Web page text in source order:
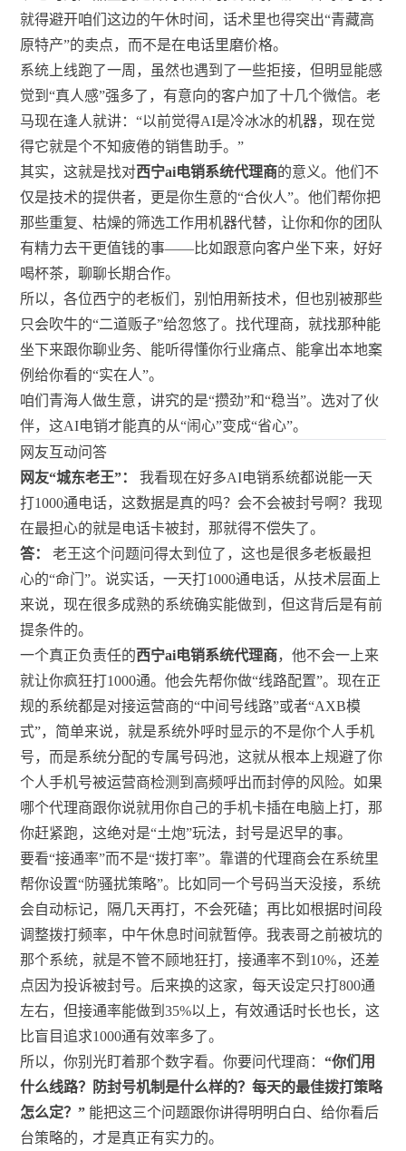
就得避开咱们这边的午休时间，话术里也得突出“青藏高
原特产”的卖点，而不是在电话里磨价格。
系统上线跑了一周，虽然也遇到了一些拒接，但明显能感
觉到“真人感”强多了，有意向的客户加了十几个微信。老
马现在逢人就讲：“以前觉得AI是冷冰冰的机器，现在觉
得它就是个不知疲倦的销售助手。”
其实，这就是找对西宁ai电销系统代理商的意义。他们不
仅是技术的提供者，更是你生意的“合伙人”。他们帮你把
那些重复、枯燥的筛选工作用机器代替，让你和你的团队
有精力去干更值钱的事——比如跟意向客户坐下来，好好
喝杯茶，聊聊长期合作。
所以，各位西宁的老板们，别怕用新技术，但也别被那些
只会吹牛的“二道贩子”给忽悠了。找代理商，就找那种能
坐下来跟你聊业务、能听得懂你行业痛点、能拿出本地案
例给你看的“实在人”。
咱们青海人做生意，讲究的是“攒劲”和“稳当”。选对了伙
伴，这AI电销才能真的从“闹心”变成“省心”。
网友互动问答
网友“城东老王”：
我看现在好多AI电销系统都说能一天
打1000通电话，这数据是真的吗？会不会被封号啊？我现
在最担心的就是电话卡被封，那就得不偿失了。
答：
老王这个问题问得太到位了，这也是很多老板最担
心的“命门”。说实话，一天打1000通电话，从技术层面上
来说，现在很多成熟的系统确实能做到，但这背后是有前
提条件的。
一个真正负责任的西宁ai电销系统代理商，他不会一上来
就让你疯狂打1000通。他会先帮你做“线路配置”。现在正
规的系统都是对接运营商的“中间号线路”或者“AXB模
式”，简单来说，就是系统外呼时显示的不是你个人手机
号，而是系统分配的专属号码池，这就从根本上规避了你
个人手机号被运营商检测到高频呼出而封停的风险。如果
哪个代理商跟你说就用你自己的手机卡插在电脑上打，那
你赶紧跑，这绝对是“土炮”玩法，封号是迟早的事。
要看“接通率”而不是“拨打率”。靠谱的代理商会在系统里
帮你设置“防骚扰策略”。比如同一个号码当天没接，系统
会自动标记，隔几天再打，不会死磕；再比如根据时间段
调整拨打频率，中午休息时间就暂停。我表哥之前被坑的
那个系统，就是不管不顾地狂打，接通率不到10%，还差
点因为投诉被封号。后来换的这家，每天设定只打800通
左右，但接通率能做到35%以上，有效通话时长也长，这
比盲目追求1000通有效率多了。
所以，你别光盯着那个数字看。你要问代理商：“你们用
什么线路？防封号机制是什么样的？每天的最佳拨打策略
怎么定？” 能把这三个问题跟你讲得明明白白、给你看后
台策略的，才是真正有实力的。